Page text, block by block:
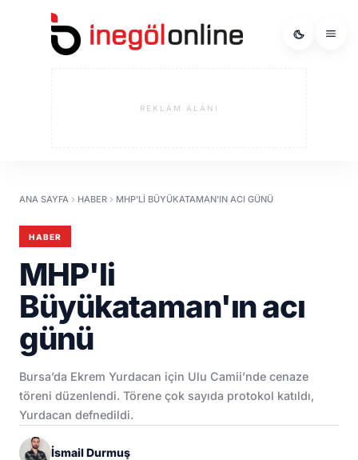
REKLAM ALANI
ANA SAYFA HABER MHP'LI BÜYÜKATAMAN'IN ACI GÜNÜ
HABER
MHP'li
Büyükataman'ın acı
günü
Bursa’da Ekrem Yurdacan için Ulu Camii’nde cenaze
töreni düzenlendi. Törene çok sayıda protokol katıldı,
Yurdacan defnedildi.
İsmail Durmuş